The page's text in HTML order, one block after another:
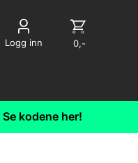
Logg inn 0,-
Se kodene her!